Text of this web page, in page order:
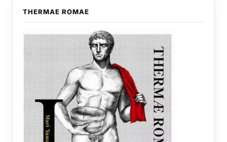
THERMAE ROMAE